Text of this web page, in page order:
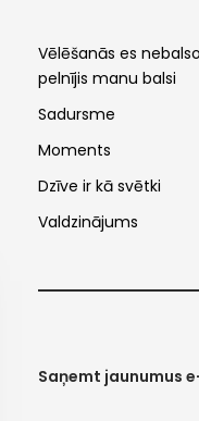
Vēlēšanās es
pelnījis manu balsi
Sadursme
Moments
Dzīve ir kā svētki
Valdzinājums
Saņemt jaunumus